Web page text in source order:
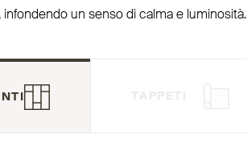
infondendo un senso di calma e luminosità.